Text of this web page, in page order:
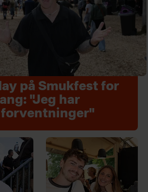
på Smukfest for
"Jeg har